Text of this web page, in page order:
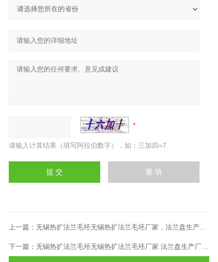
请输入计算结果（填写阿拉伯数字），如：三加四=7
上一篇： 无锡热扩法兰毛坯无锡热扩法兰毛坯厂家，法兰盘生产厂法兰坯
下一篇： 无锡热扩法兰毛坯无锡热扩法兰毛坯厂家 法兰盘生产厂 冲压件